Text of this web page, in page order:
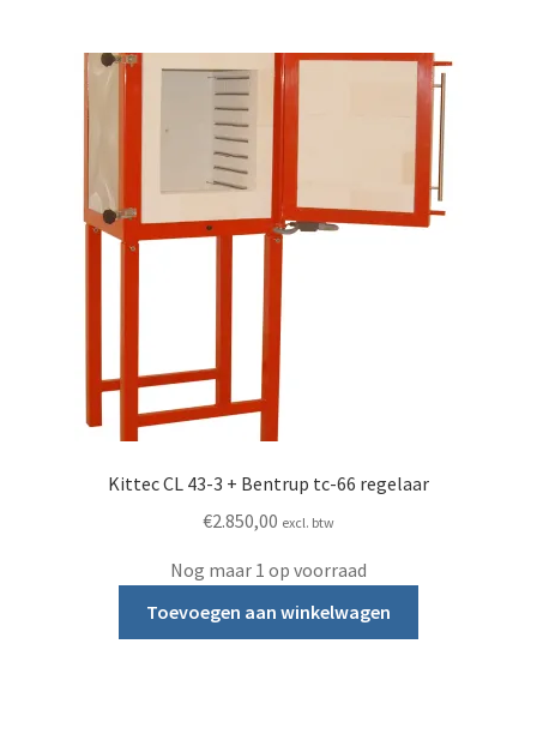
Kittec CL 43-3 + Bentrup tc-66 regelaar
€2.850,00 excl. btw
Nog maar 1 op voorraad
Toevoegen aan winkelwagen